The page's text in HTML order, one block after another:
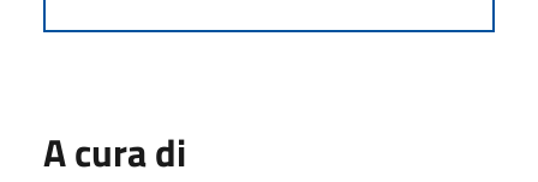
A cura di